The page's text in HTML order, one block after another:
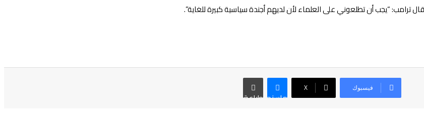
“يجب أن تطلعوني على العلماء لأن لديهم أجندة سياسية كبيرة للغاية”.
فيسبوك ‫X
ماسنجر طباعة